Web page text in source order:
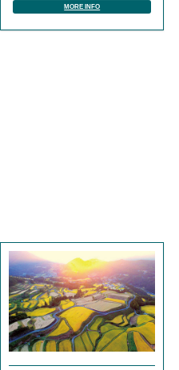
MORE INFO